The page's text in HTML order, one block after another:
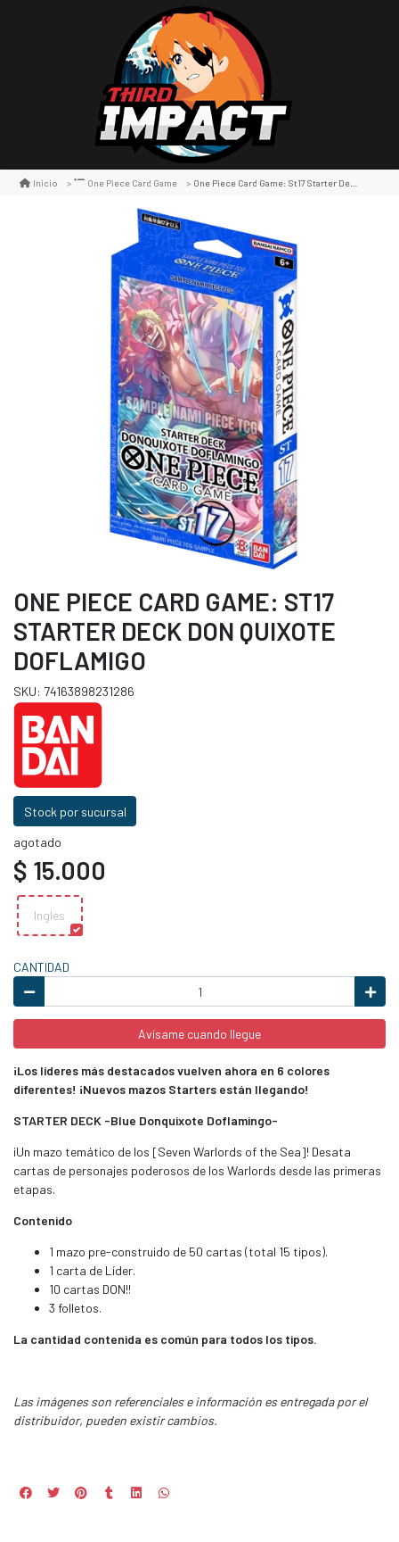
Inicio One Piece Card Game One Piece Card Game: St17 Starter Deck Don Quixote Doflamigo
ONE PIECE CARD GAME: ST17
STARTER DECK DON QUIXOTE
DOFLAMIGO
SKU: 74163898231286
Stock por sucursal
agotado
$ 15.000
Ingles
CANTIDAD
Avísame cuando llegue
¡Los líderes más destacados vuelven ahora en 6 colores
diferentes! ¡Nuevos mazos Starters están llegando!
STARTER DECK -Blue Donquixote Doflamingo-
¡Un mazo temático de los [Seven Warlords of the Sea]! Desata
cartas de personajes poderosos de los Warlords desde las primeras
etapas.
Contenido
1 mazo pre-construido de 50 cartas (total 15 tipos).
1 carta de Líder.
10 cartas DON!!
3 folletos.
La cantidad contenida es común para todos los tipos.
Las imágenes son referenciales e información es entregada por el
distribuidor, pueden existir cambios.